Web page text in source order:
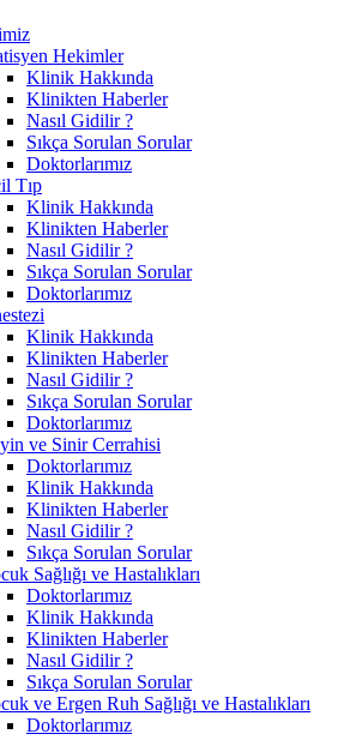
Hekimler
Klinik Hakkında
Klinikten Haberler
Nasıl Gidilir ?
Sıkça Sorulan Sorular
Doktorlarımız
Tıp
Klinik Hakkında
Klinikten Haberler
Nasıl Gidilir ?
Sıkça Sorulan Sorular
Doktorlarımız
Klinik Hakkında
Klinikten Haberler
Nasıl Gidilir ?
Sıkça Sorulan Sorular
Doktorlarımız
ve Sinir Cerrahisi
Doktorlarımız
Klinik Hakkında
Klinikten Haberler
Nasıl Gidilir ?
Sıkça Sorulan Sorular
Sağlığı ve Hastalıkları
Doktorlarımız
Klinik Hakkında
Klinikten Haberler
Nasıl Gidilir ?
Sıkça Sorulan Sorular
ve Ergen Ruh Sağlığı ve Hastalıkları
Doktorlarımız